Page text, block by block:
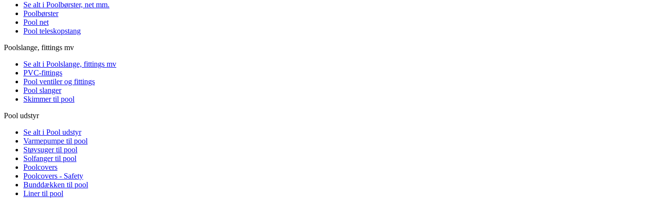
Se alt i Poolbørster, net mm.
Poolbørster
Pool net
Pool teleskopstang
Poolslange, fittings mv
Se alt i Poolslange, fittings mv
PVC-fittings
Pool ventiler og fittings
Pool slanger
Skimmer til pool
Pool udstyr
Se alt i Pool udstyr
Varmepumpe til pool
Støvsuger til pool
Solfanger til pool
Poolcovers
Poolcovers - Safety
Bunddækken til pool
Liner til pool